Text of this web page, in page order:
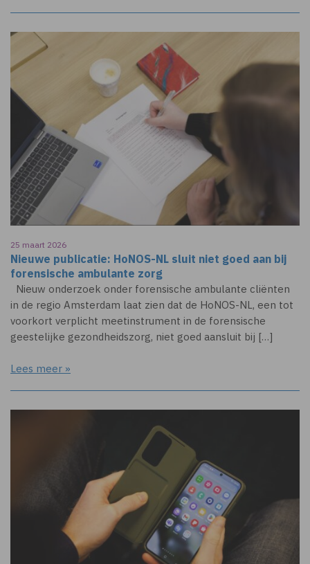
25 maart 2026
Nieuwe publicatie: HoNOS-NL sluit niet goed aan bij
forensische ambulante zorg
Nieuw onderzoek onder forensische ambulante cliënten
in de regio Amsterdam laat zien dat de HoNOS-NL, een tot
voorkort verplicht meetinstrument in de forensische
geestelijke gezondheidszorg, niet goed aansluit bij […]
Lees meer »